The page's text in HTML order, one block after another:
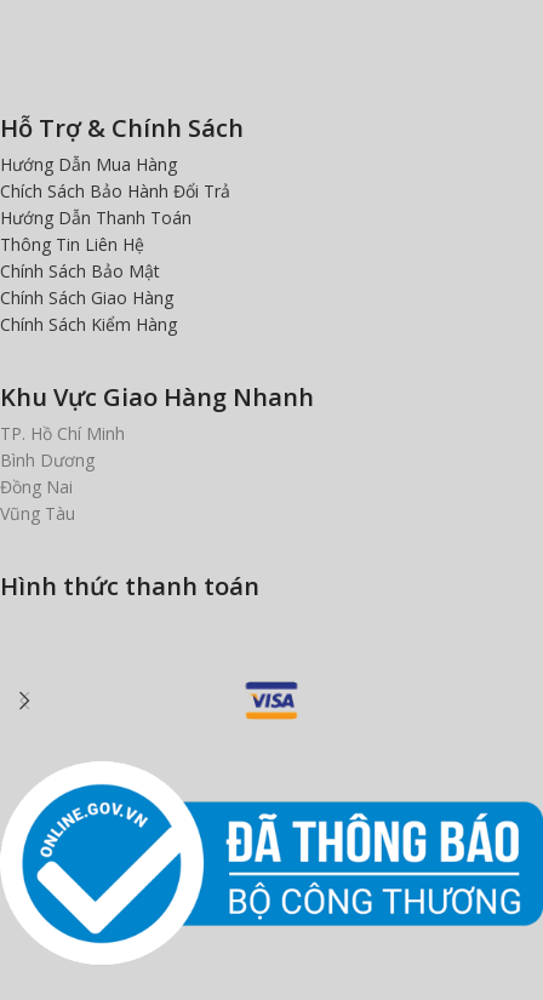
Hỗ Trợ & Chính Sách
Hướng Dẫn Mua Hàng
Chích Sách Bảo Hành Đổi Trả
Hướng Dẫn Thanh Toán
Thông Tin Liên Hệ
Chính Sách Bảo Mật
Chính Sách Giao Hàng
Chính Sách Kiểm Hàng
Khu Vực Giao Hàng Nhanh
TP. Hồ Chí Minh
Bình Dương
Đồng Nai
Vũng Tàu
Hình thức thanh toán